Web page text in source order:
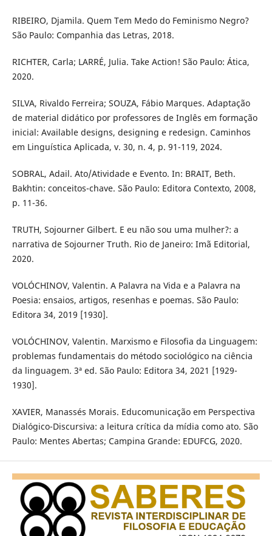
RIBEIRO, Djamila. Quem Tem Medo do Feminismo Negro?
São Paulo: Companhia das Letras, 2018.
RICHTER, Carla; LARRÉ, Julia. Take Action! São Paulo: Ática,
2020.
SILVA, Rivaldo Ferreira; SOUZA, Fábio Marques. Adaptação
de material didático por professores de Inglês em formação
inicial: Available designs, designing e redesign. Caminhos
em Linguística Aplicada, v. 30, n. 4, p. 91-119, 2024.
SOBRAL, Adail. Ato/Atividade e Evento. In: BRAIT, Beth.
Bakhtin: conceitos-chave. São Paulo: Editora Contexto, 2008,
p. 11-36.
TRUTH, Sojourner Gilbert. E eu não sou uma mulher?: a
narrativa de Sojourner Truth. Rio de Janeiro: Imã Editorial,
2020.
VOLÓCHINOV, Valentin. A Palavra na Vida e a Palavra na
Poesia: ensaios, artigos, resenhas e poemas. São Paulo:
Editora 34, 2019 [1930].
VOLÓCHINOV, Valentin. Marxismo e Filosofia da Linguagem:
problemas fundamentais do método sociológico na ciência
da linguagem. 3ª ed. São Paulo: Editora 34, 2021 [1929-
1930].
XAVIER, Manassés Morais. Educomunicação em Perspectiva
Dialógico-Discursiva: a leitura crítica da mídia como ato. São
Paulo: Mentes Abertas; Campina Grande: EDUFCG, 2020.